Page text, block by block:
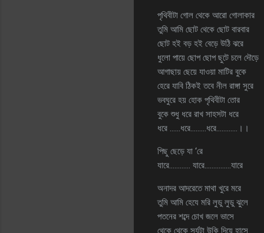
পৃথিবীটা গোল থেকে আরো গোলাকার
তুমি আমি ছোট থেকে ছোট বারবার
ছোট হই বড় হই বেড়ে উঠি ঝরে
ধুলো পায়ে ছোপ ছোপ ছুটে চলে দৌড়ে
আগাছায় ছেয়ে যাওয়া মাটির বুকে
হেরে যাবি ঠিকই তবে নীল রাঙ্গা সুরে
ভবঘুরে হয় হোক পৃথিবীটা তোর
বুকে শুধু ধরে রাখ সাহসটা ধরে
ধরে ……ধরে………ধরে…………।।
পিছু ছেড়ে যা ‘রে
যারে………… যারে……………যারে
অনাদর আদরেতে মাথা খুরে মরে
তুমি আমি হেযে মরি লুডু লুডু ঝুলে
পতনের শব্দে চোখ জলে ভাসে
থেকে থেকে সুর্যটা উকি দিয়ে হাসে